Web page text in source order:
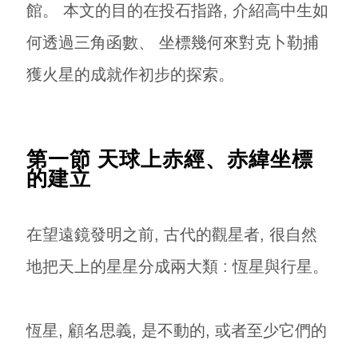
館。 本文的目的在投石指路, 介紹高中生如
何透過三角函數、 坐標幾何來對克卜勒捕
獲火星的成就作初步的探索。
第一節 天球上赤經、赤緯坐標
的建立
在望遠鏡發明之前, 古代的觀星者, 很自然
地把天上的星星分成兩大類 : 恆星與行星。
恆星, 顧名思義, 是不動的, 或者至少它們的